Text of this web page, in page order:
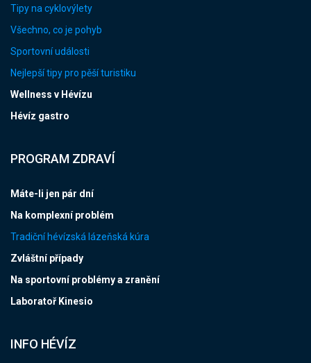
Tipy na cyklovýlety
Všechno, co je pohyb
Sportovní události
Nejlepší tipy pro pěší turistiku
Wellness v Hévízu
Hévíz gastro
PROGRAM ZDRAVÍ
Máte-li jen pár dní
Na komplexní problém
Tradiční hévízská lázeňská kúra
Zvláštní případy
Na sportovní problémy a zranění
Laboratoř Kinesio
INFO HÉVÍZ